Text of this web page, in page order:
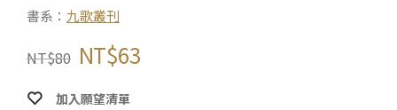
書系： 九歌叢刊
NT$80 NT$63
加入願望清單